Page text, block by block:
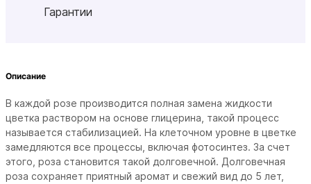
Гарантии
Описание
В каждой розе производится полная замена жидкости
цветка раствором на основе глицерина, такой процесс
называется стабилизацией. На клеточном уровне в цветке
замедляются все процессы, включая фотосинтез. За счет
этого, роза становится такой долговечной. Долговечная
роза сохраняет приятный аромат и свежий вид до 5 лет,